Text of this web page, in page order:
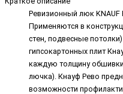
Ревизионный люк KNAUF
Применяются в
стен, подвесные
гипсокартонных плит
каждую толщину обшивки
лючка). Кнауф Рево
возможности